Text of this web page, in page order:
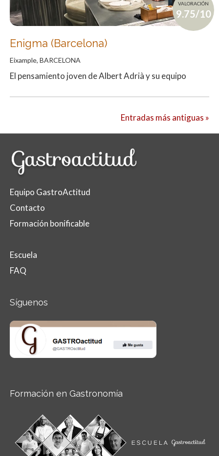
VALORACIÓN
9.75/10
Enigma (Barcelona)
Eixample, BARCELONA
El pensamiento joven de Albert Adrià y su equipo
Entradas más antiguas »
Equipo GastroActitud
Contacto
Formación bonificable
Escuela
FAQ
Síguenos
Formación en Gastronomía